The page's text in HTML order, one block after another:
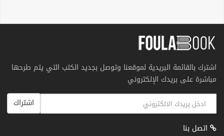
اشترك بالقائمة البريدية لموقعنا وتوصل بجديد الكتب التي يتم طرحها
مباشرة على بريدك الإلكتروني
اشتراك
اتصل بنا